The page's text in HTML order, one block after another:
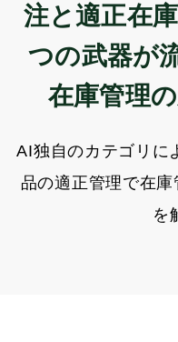
AI-UEOフォーラム
AI Tips 会員限定
コラム
注と適正在庫
つの武器が
在庫管理
AI独自のカテゴリに
品の適正管理で在庫
を